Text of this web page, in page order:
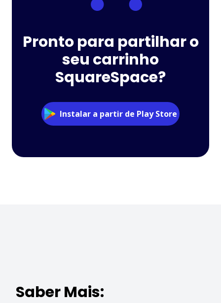
Pronto para partilhar o
seu carrinho
SquareSpace?
Instalar a partir de Play Store
Saber Mais: